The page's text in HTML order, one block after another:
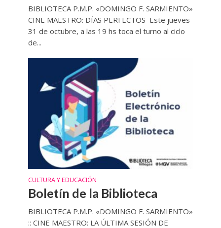
BIBLIOTECA P.M.P. «DOMINGO F. SARMIENTO»
CINE MAESTRO: DÍAS PERFECTOS Este jueves
31 de octubre, a las 19 hs toca el turno al ciclo
de...
CULTURA Y EDUCACIÓN
Boletín de la Biblioteca
BIBLIOTECA P.M.P. «DOMINGO F. SARMIENTO»
:: CINE MAESTRO: LA ÚLTIMA SESIÓN DE